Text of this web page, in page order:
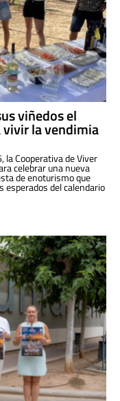
viñedos el
la vendimia
la Cooperativa de Viver
celebrar una nueva
de enoturismo que
esperados del calendario